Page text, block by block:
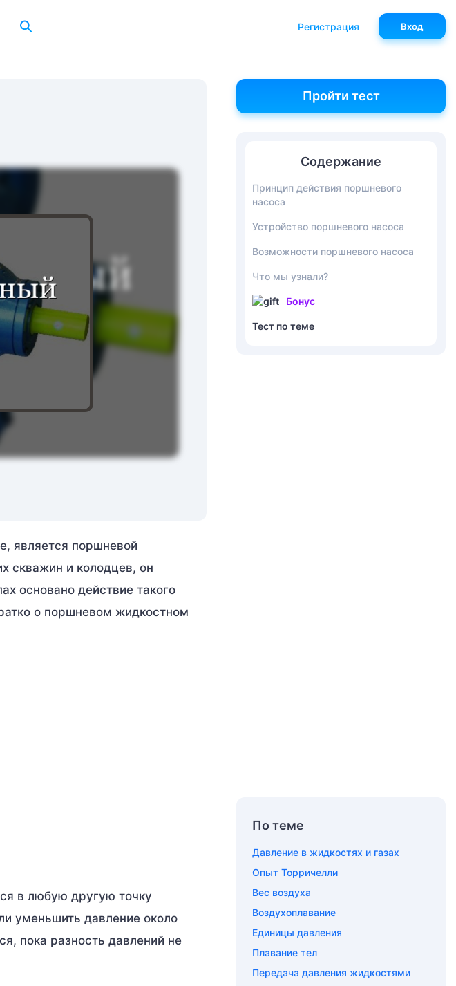
является поршневой
скважин и колодцев, он
основано действие такого
о поршневом жидкостном
в любую другую точку
уменьшить давление около
пока разность давлений не
Пройти тест
Содержание
Принцип действия поршневого
насоса
Устройство поршневого насоса
Возможности поршневого насоса
Что мы узнали?
Бонус
Тест по теме
По теме
Давление в жидкостях и газах
Опыт Торричелли
Вес воздуха
Воздухоплавание
Единицы давления
Плавание тел
Передача давления жидкостями
Регистрация Вход